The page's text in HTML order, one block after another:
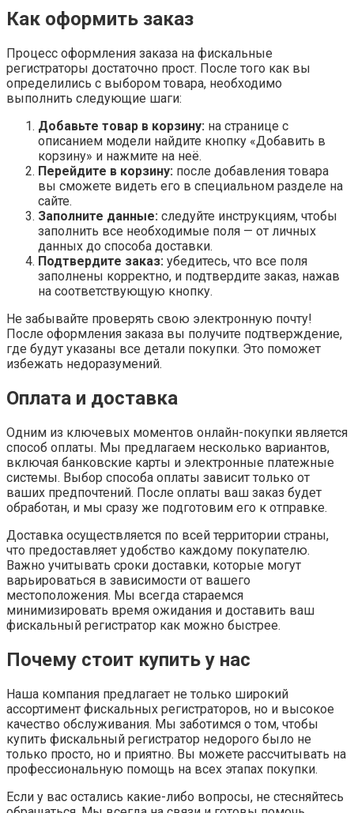
Как оформить заказ
Процесс оформления заказа на фискальные
регистраторы достаточно прост. После того как вы
определились с выбором товара, необходимо
выполнить следующие шаги:
Добавьте товар в корзину: на странице с
описанием модели найдите кнопку «Добавить в
корзину» и нажмите на неё.
Перейдите в корзину: после добавления товара
вы сможете видеть его в специальном разделе на
сайте.
Заполните данные: следуйте инструкциям, чтобы
заполнить все необходимые поля — от личных
данных до способа доставки.
Подтвердите заказ: убедитесь, что все поля
заполнены корректно, и подтвердите заказ, нажав
на соответствующую кнопку.
Не забывайте проверять свою электронную почту!
После оформления заказа вы получите подтверждение,
где будут указаны все детали покупки. Это поможет
избежать недоразумений.
Оплата и доставка
Одним из ключевых моментов онлайн-покупки является
способ оплаты. Мы предлагаем несколько вариантов,
включая банковские карты и электронные платежные
системы. Выбор способа оплаты зависит только от
ваших предпочтений. После оплаты ваш заказ будет
обработан, и мы сразу же подготовим его к отправке.
Доставка осуществляется по всей территории страны,
что предоставляет удобство каждому покупателю.
Важно учитывать сроки доставки, которые могут
варьироваться в зависимости от вашего
местоположения. Мы всегда стараемся
минимизировать время ожидания и доставить ваш
фискальный регистратор как можно быстрее.
Почему стоит купить у нас
Наша компания предлагает не только широкий
ассортимент фискальных регистраторов, но и высокое
качество обслуживания. Мы заботимся о том, чтобы
купить фискальный регистратор недорого было не
только просто, но и приятно. Вы можете рассчитывать на
профессиональную помощь на всех этапах покупки.
Если у вас остались какие-либо вопросы, не стесняйтесь